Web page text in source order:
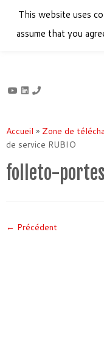
au
contenu
Accueil » Zone de
de service RUBIO
folleto-portes
← Précédent
This website uses
assume that you